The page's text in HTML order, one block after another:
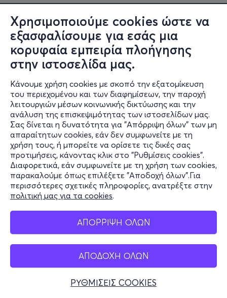
Χρησιμοποιούμε cookies ώστε να
εξασφαλίσουμε για εσάς μια
κορυφαία εμπειρία πλοήγησης
στην ιστοσελίδα μας.
Κάνουμε χρήση cookies με σκοπό την εξατομίκευση
του περιεχομένου και των διαφημίσεων, την παροχή
λειτουργιών μέσων κοινωνικής δικτύωσης και την
ανάλυση της επισκεψιμότητας των ιστοσελίδων μας.
Σας δίνεται η δυνατότητα για "Απόρριψη όλων" των μη
απαραίτητων cookies, εάν δεν συμφωνείτε με τη
χρήση τους, ή μπορείτε να ορίσετε τις δικές σας
προτιμήσεις, κάνοντας κλικ στο "Ρυθμίσεις cookies".
Διαφορετικά, εάν συμφωνείτε με τη χρήση των cookies,
παρακαλούμε όπως επιλέξετε "Αποδοχή όλων".Για
περισσότερες σχετικές πληροφορίες, ανατρέξτε στην
πολιτική μας για τα cookies.
ΑΠΟΡΡΙΨΗ ΟΛΩΝ
ΑΠΟΔΟΧΗ ΟΛΩΝ
ΡΥΘΜΙΣΕΙΣ COOKIES